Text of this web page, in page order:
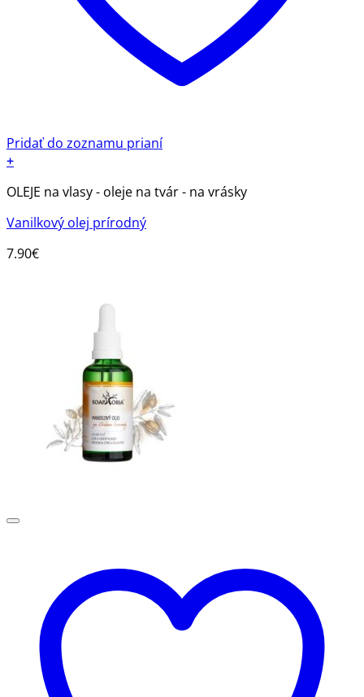
Pridať do zoznamu prianí
+
OLEJE na vlasy - oleje na tvár - na vrásky
Vanilkový olej prírodný
7.90€